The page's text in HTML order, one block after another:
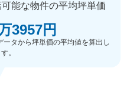
能な物件の平均坪単価
3957円
タから坪単価の平均値を算出し
。